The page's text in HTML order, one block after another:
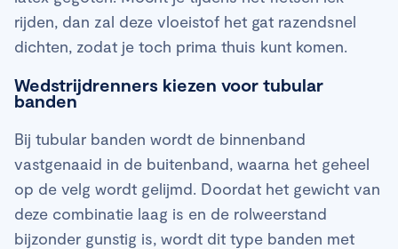
rijden, dan zal deze vloeistof het gat razendsnel
dichten, zodat je toch prima thuis kunt komen.
Wedstrijdrenners kiezen voor tubular
banden
Bij tubular banden wordt de binnenband
vastgenaaid in de buitenband, waarna het geheel
op de velg wordt gelijmd. Doordat het gewicht van
deze combinatie laag is en de rolweerstand
bijzonder gunstig is, wordt dit type banden met